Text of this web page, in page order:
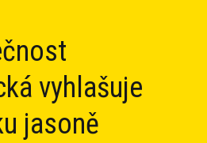
vyhlašuje
jasoně